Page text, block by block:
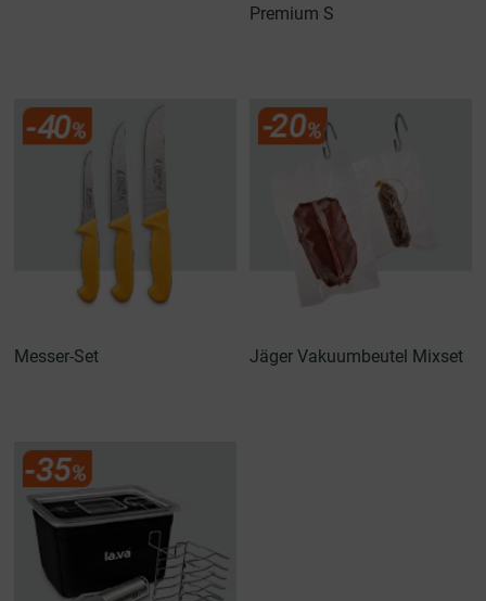
Premium S
Messer-Set Jäger Vakuumbeutel Mixset